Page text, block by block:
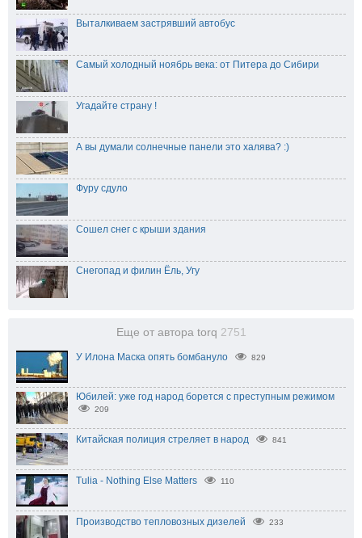
Выталкиваем застрявший автобус
Самый холодный ноябрь века: от Питера до Сибири
Угадайте страну !
А вы думали солнечные панели это халява? :)
Фуру сдуло
Сошел снег с крыши здания
Снегопад и филин Ёль, Угу
Еще от автора torq 2751
У Илона Маска опять бомбануло 829
Юбилей: уже год народ борется с преступным режимом
209
Китайская полиция стреляет в народ 841
Tulia - Nothing Else Matters 110
Производство тепловозных дизелей 233